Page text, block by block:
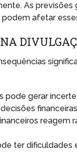
As
afetar
pode gerar
reagem
ter